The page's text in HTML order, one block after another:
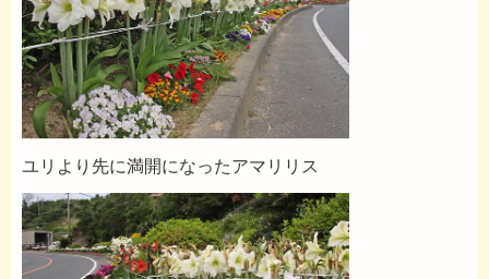
ユリより先に満開になったアマリリス